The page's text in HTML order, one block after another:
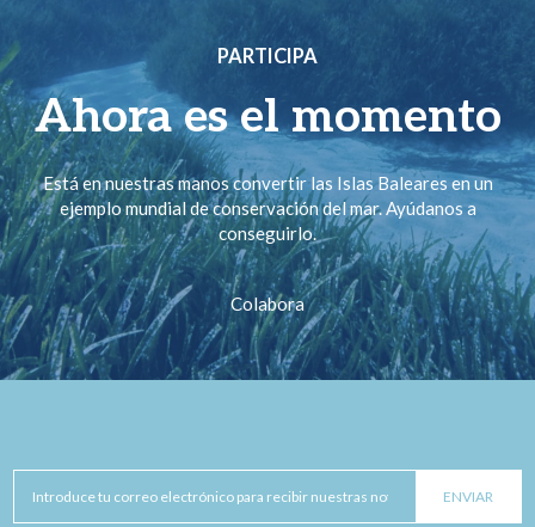
PARTICIPA
Ahora es el momento
Está en nuestras manos convertir las Islas Baleares en un
ejemplo mundial de conservación del mar. Ayúdanos a
conseguirlo.
Colabora